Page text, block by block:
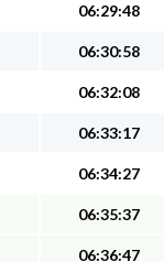
06:29:48
06:30:58
06:32:08
06:33:17
06:34:27
06:35:37
06:36:47